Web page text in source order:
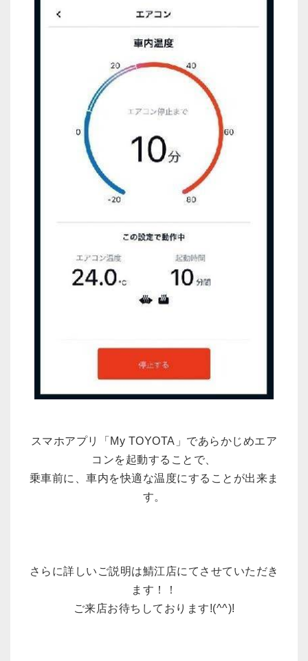
スマホアプリ「My TOYOTA」であらかじめエア
コンを起動することで、
乗車前に、車内を快適な温度にすることが出来ま
す。
さらに詳しいご説明は鯖江店にてさせていただき
ます！！
ご来店お待ちしております!(^^)!